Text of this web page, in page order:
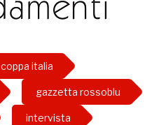
coppa italia
gazzetta rossoblu
intervista